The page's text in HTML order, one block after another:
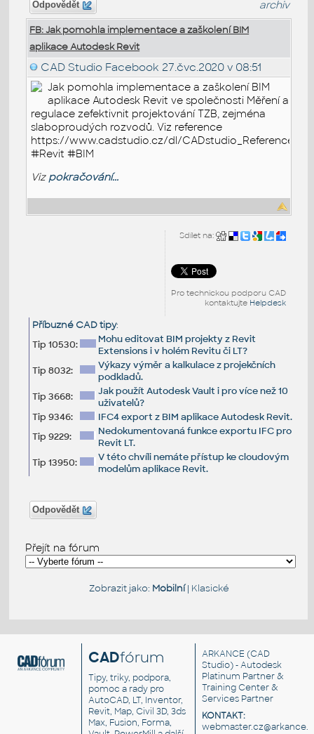
Odpovědět archiv
FB: Jak pomohla implementace a zaškolení BIM
aplikace Autodesk Revit
CAD Studio Facebook 27.čvc.2020 v 08:51
Jak pomohla implementace a zaškolení BIM
aplikace Autodesk Revit ve společnosti Měření a
regulace zefektivnit projektování TZB, zejména
slaboproudých rozvodů. Viz reference
https://www.cadstudio.cz/dl/
#Revit #BIM
Viz pokračování...
Sdílet na:
Pro technickou podporu CAD
kontaktujte Helpdesk
Příbuzné CAD tipy:
Tip 10530:
Mohu editovat BIM projekty z Revit
Extensions i v holém Revitu či LT?
Tip 8032:
Výkazy výměr a kalkulace z projekčních
podkladů.
Tip 3668:
Jak použít Autodesk Vault i pro více než 10
uživatelů?
Tip 9346:
IFC4 export z BIM aplikace Autodesk Revit.
Tip 9229:
Nedokumentovaná funkce exportu IFC pro
Revit LT.
Tip 13950:
V této chvíli nemáte přístup ke cloudovým
modelům aplikace Revit.
Odpovědět
Přejít na fórum
Zobrazit jako: Mobilní| Klasické
CADfórum
Tipy, triky, podpora,
pomoc a rady pro
AutoCAD, LT, Inventor,
Revit, Map, Civil 3D, 3ds
Max, Fusion, Forma,
ARKANCE (CAD
Studio) - Autodesk
Platinum Partner &
Training Center &
Services Partner
KONTAKT: